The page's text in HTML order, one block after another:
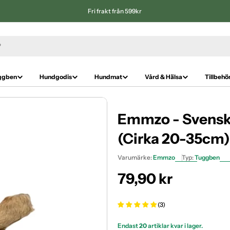
Fri frakt från 599kr
Hundgodis Hundmat Vård & Hälsa
Emmzo -
(Cirka 20-35cm)
Varumärke:Emmzo Typ:Tuggben
Ordinarie
pris
79,90 kr
(3)
Endast20artiklar kvar i lager.